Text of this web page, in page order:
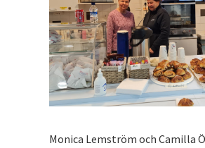
Monica Lemström och Camilla